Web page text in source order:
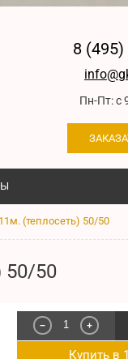
8 (495)
Пн-Пт: с
(теплосеть) 50/50
50/50
− +
Купить в